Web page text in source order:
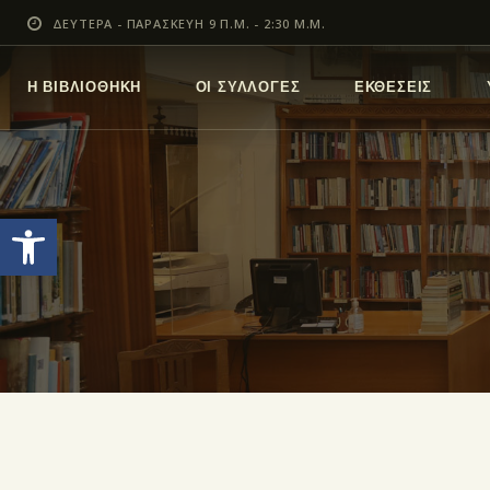
Ανοίξτε τη γραμμή εργαλείων
ΔΕΥΤΕΡΑ - ΠΑΡΑΣΚΕΥΗ 9 Π.Μ. - 2:30 Μ.Μ.
Η ΒΙΒΛΙΟΘΗΚΗ ΟΙ ΣΥΛΛΟΓΕΣ ΕΚΘΕΣΕΙΣ